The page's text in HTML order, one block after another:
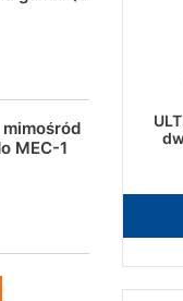
mimośród
MEC-1